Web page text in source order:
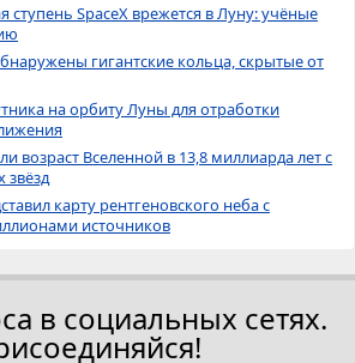
ступень SpaceX врежется в Луну: учёные
гигантские кольца, скрытые от
на орбиту Луны для отработки
возраст Вселенной в 13,8 миллиарда лет с
карту рентгеновского неба с
источников
в социальных сетях.